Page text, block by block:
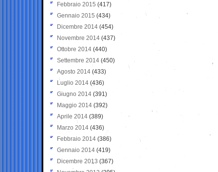
Febbraio 2015 (417)
Gennaio 2015 (434)
Dicembre 2014 (454)
Novembre 2014 (437)
Ottobre 2014 (440)
Settembre 2014 (450)
Agosto 2014 (433)
Luglio 2014 (436)
Giugno 2014 (391)
Maggio 2014 (392)
Aprile 2014 (389)
Marzo 2014 (436)
Febbraio 2014 (386)
Gennaio 2014 (419)
Dicembre 2013 (367)